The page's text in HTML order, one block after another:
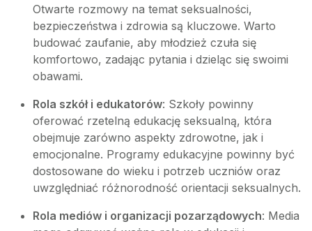
Otwarte rozmowy na temat seksualności,
bezpieczeństwa i zdrowia są kluczowe. Warto
budować zaufanie, aby młodzież czuła się
komfortowo, zadając pytania i dzieląc się swoimi
obawami.
Rola szkół i edukatorów: Szkoły powinny
oferować rzetelną edukację seksualną, która
obejmuje zarówno aspekty zdrowotne, jak i
emocjonalne. Programy edukacyjne powinny być
dostosowane do wieku i potrzeb uczniów oraz
uwzględniać różnorodność orientacji seksualnych.
Rola mediów i organizacji pozarządowych: Media